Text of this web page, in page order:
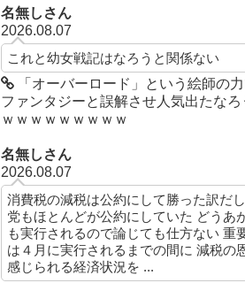
名無しさん
2026.08.07
これと幼女戦記はなろうと関係ない
「オーバーロード」という絵師の
ファンタジーと誤解させ人気出たなろ
ｗｗｗｗｗｗｗｗｗ
名無しさん
2026.08.07
消費税の減税は公約にして勝った訳だ
党もほとんどが公約にしていた どうあ
も実行されるので論じても仕方ない 重
は４月に実行されるまでの間に 減税の
感じられる経済状況を ...